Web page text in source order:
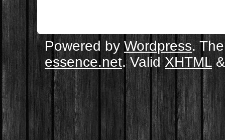
Powered by Wordpress.
essence.net. ValidXHTML